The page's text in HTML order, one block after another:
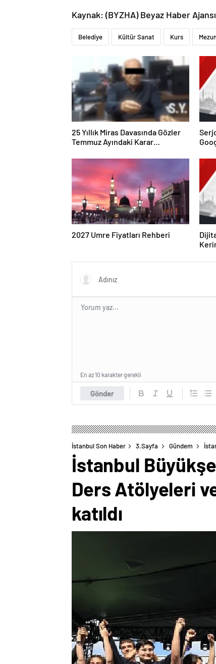
Kaynak: (BYZHA) Beyaz Haber Ajansı
Belediye Kültür Sanat Kurs
25 Yıllık Miras Davasında Gözler
Temmuz Ayındaki Karar
Serjoy : Dijital
2027 Umre Fiyatları Rehberi
Gönder
En az 10 karakter gerekli
İstanbul Son Haber 3.Sayfa Gündem
İstanbul
Ders Atölyeleri
katıldı